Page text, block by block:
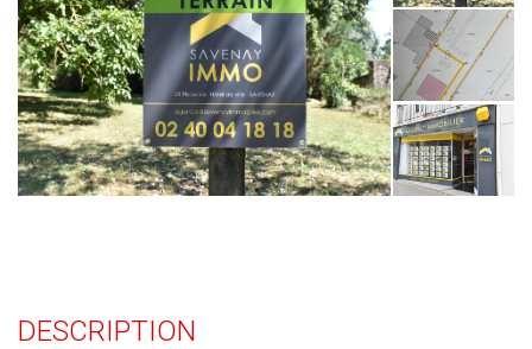
DESCRIPTION